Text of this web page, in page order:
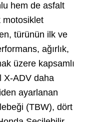
hem de asfalt
motosiklet
türünün ilk ve
ağırlık,
üzere kapsamlı
X-ADV daha
ayarlanan
(TBW), dört